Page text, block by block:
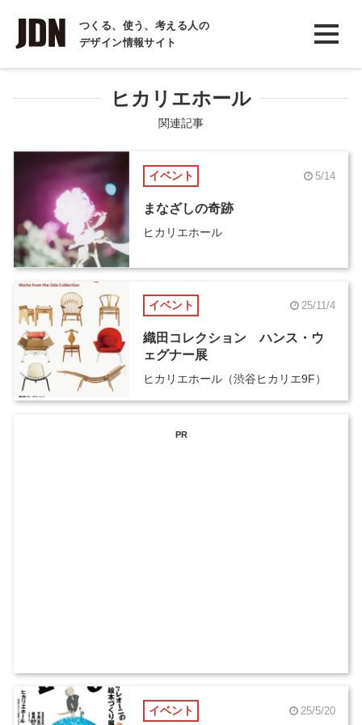
つくる、使う、考える人の
デザイン情報サイト
INTERVIEW
インタビュー
REPORT
COLUMN
コラム
ヒカリエホール
関連記事
イベント 5/14
まなざしの奇跡
ヒカリエホール
イベント 25/11/4
織田コレクション ハンス・ウ
ェグナー展
ヒカリエホール（渋谷ヒカリエ9F）
PR
イベント 25/5/20